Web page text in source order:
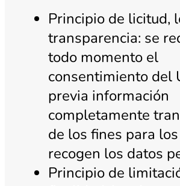
Principio de licitud,
transparencia: se
todo momento el
consentimiento del
previa información
completamente
de los fines para
recogen los datos
Principio de